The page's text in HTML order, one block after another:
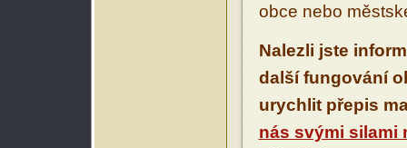
obce nebo
Nalezli jste
další fungování
urychlit přepis
nás svými silami